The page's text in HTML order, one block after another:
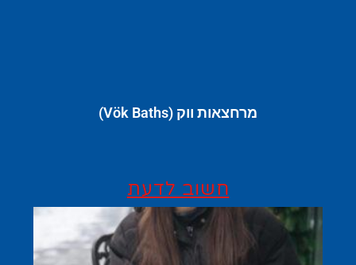
מרחצאות ווק (Vök Baths)
חשוב לדעת